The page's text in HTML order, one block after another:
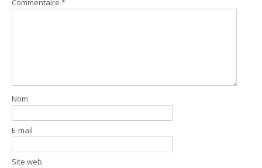
Commentaire *
Nom
E-mail
Site web